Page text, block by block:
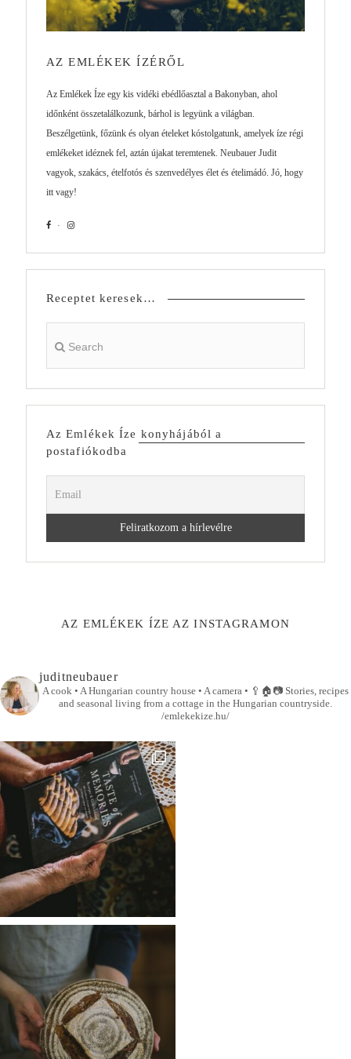
AZ EMLÉKEK ÍZÉRŐL
Az Emlékek Íze egy kis vidéki ebédlőasztal a Bakonyban, ahol
időnként összetalálkozunk, bárhol is legyünk a világban.
Beszélgetünk, főzünk és olyan ételeket kóstolgatunk, amelyek íze régi
emlékeket idéznek fel, aztán újakat teremtenek. Neubauer Judit
vagyok, szakács, ételfotós és szenvedélyes élet és ételimádó. Jó, hogy
itt vagy!
Receptet keresek…
Az Emlékek Íze konyhájából a
postafiókodba
AZ EMLÉKEK ÍZE AZ INSTAGRAMON
juditneubauer
A cook • A Hungarian country house • A camera • 🥄🏠📷Stories, recipes
and seasonal living from a cottage in the Hungarian countryside.
/emlekekize.hu/